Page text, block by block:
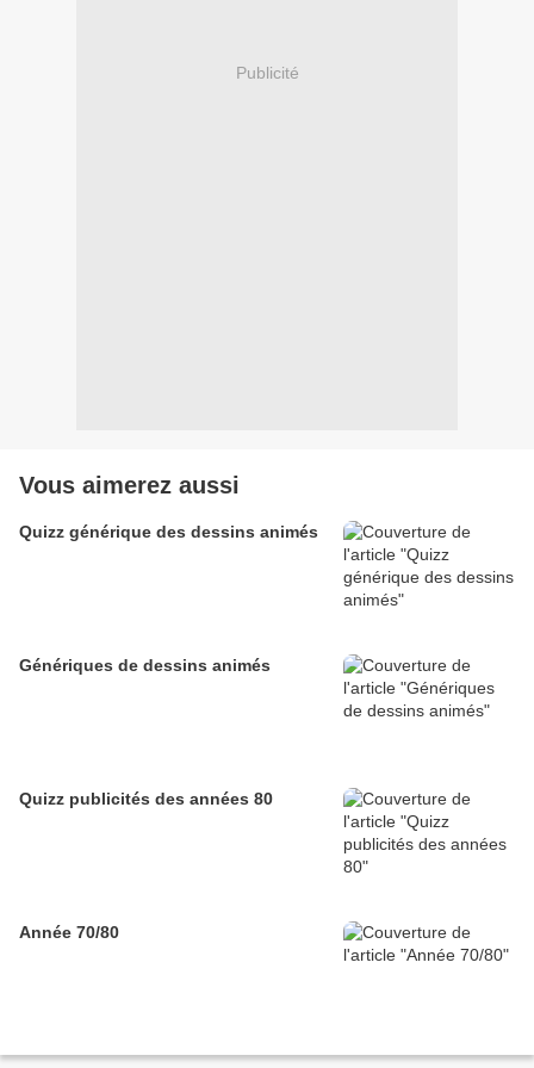
Publicité
Vous aimerez aussi
Quizz générique des dessins animés
Génériques de dessins animés
Quizz publicités des années 80
Année 70/80